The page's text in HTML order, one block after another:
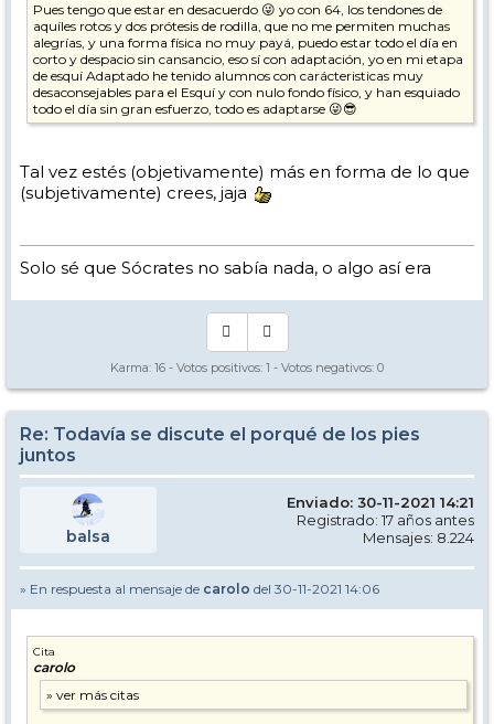
Pues tengo que estar en desacuerdo 😜 yo con 64, los tendones de
aquíles rotos y dos prótesis de rodilla, que no me permiten muchas
alegrías, y una forma física no muy payá, puedo estar todo el día en
corto y despacio sin cansancio, eso sí con adaptación, yo en mi etapa
de esquí Adaptado he tenido alumnos con carácteristicas muy
desaconsejables para el Esquí y con nulo fondo físico, y han esquiado
todo el día sin gran esfuerzo, todo es adaptarse 😜😎
Tal vez estés (objetivamente) más en forma de lo que
(subjetivamente) crees, jaja
Solo sé que Sócrates no sabía nada, o algo así era
Karma: 16 - Votos positivos: 1 - Votos negativos: 0
Re: Todavía se discute el porqué de los pies
juntos
balsa
Enviado: 30-11-2021 14:21
Registrado: 17 años antes
Mensajes: 8.224
» En respuesta al mensaje de carolo del 30-11-2021 14:06
Cita
carolo